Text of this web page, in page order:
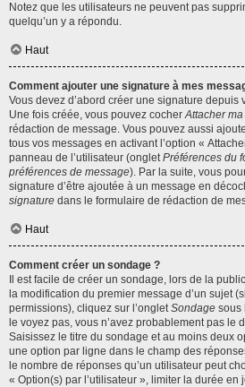
Notez que les utilisateurs ne peuvent pas
quelqu’un y a répondu.
Haut
Comment ajouter une signature à mes
Vous devez d’abord créer une signature depuis
Une fois créée, vous pouvez cocherAttacher
rédaction de message. Vous pouvez aussi
tous vos messages en activant l’option «
panneau de l’utilisateur (ongletPréférences du
préférences de message). Par la suite, vous
signature d’être ajoutée à un message en
signature dans le formulaire de rédaction de
Haut
Comment créer un sondage ?
Il est facile de créer un sondage, lors de la
la modification du premier message d’un sujet
permissions), cliquez sur l’ongletSondage sous
le voyez pas, vous n’avez probablement pas le
Saisissez le titre du sondage et au moins deux
une option par ligne dans le champ des
le nombre de réponses qu’un utilisateur peut
« Option(s) par l’utilisateur », limiter la durée en